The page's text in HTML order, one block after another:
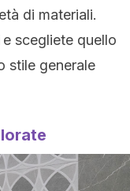
di materiali.
scegliete quello
stile generale